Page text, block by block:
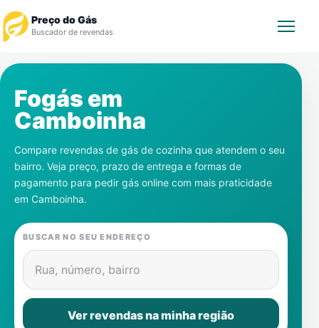
Preço do Gás
Buscador de revendas
Revendedor
Notícias
Cadastre-se
Gás
Contatos
Fogás em
Camboinha
Compare revendas de gás de cozinha que atendem o seu
bairro. Veja preço, prazo de entrega e formas de
pagamento para pedir gás online com mais praticidade
em Camboinha.
BUSCAR NO SEU ENDEREÇO
Rua, número, bairro
Ver revendas na minha região